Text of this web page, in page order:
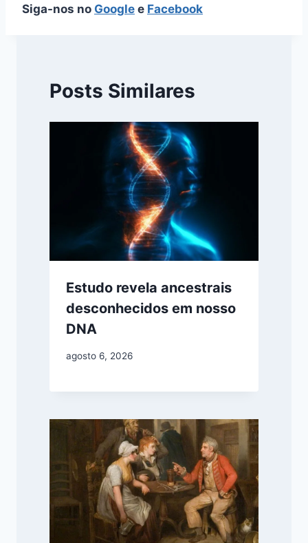
Siga-nos no Google e Facebook
Posts Similares
Estudo revela ancestrais
desconhecidos em nosso
DNA
agosto 6, 2026